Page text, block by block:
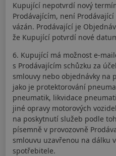
Kupující nepotvrdí nový
Prodávajícím, není
vázán. Prodávající je
že Kupující potvrdí nové
6. Kupující má možnost e-
s Prodávajícím schůzku za
smlouvy nebo objednávky na
jako je protektorování
pneumatik, likvidace
jiné opravy motorových
na poskytnutí služeb podle
písemně v provozovně
smlouvu uzavřenou na dálku
spotřebitele.